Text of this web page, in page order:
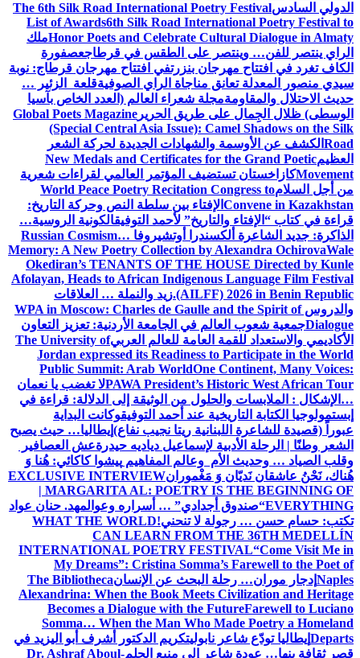
الدولي السادسThe 6th Silk Road International Poetry Festival
List of Awards6th Silk Road International Poetry Festival to
Honor Poets and Celebrate Cultural Dialogue in Almatyملك
الراي ينتصر للفن… وينتصر على الطقس في قرطاجعصفورة
الكاف تغرد في افتتاح مهرجان بنزرتفي افتتاح مهرجان قرطاج: نوبة
سيدي منصور المعدلة تعانق مناجاة الراي الصوفيةقلعة الزئير …
حديث الاحتلال والمقاومةمجلة شعراء العالم (العدد الخاص بآسيا
الوسطى) ظلال الجِمال على طريق الحرير Global Poets Magazine
(Special Central Asia Issue): Camel Shadows on the Silk
Road الكشف عن الأوسمة والشهادات الجديدة لحركة الشعر
العظيمNew Medals and Certificates for the Grand Poetic
Movementكازاخستان تستضيف المؤتمر العالمي لقراءات شعرية
من أجل السلامWorld Peace Poetry Recitation Congress to
Convene in Kazakhstan الإفتاء بين سلطة النص وحركة التاريخ:
قراءة في كتاب “الإفتاء والتاريخ” لأحمد التوفيقالكونية الروسية…
الذاكرة: جديد الشاعرة ألكسندرا أوتشيروفا Russian Cosmism…
Memory: A New Poetry Collection by Alexandra OchirovaWale
Okediran’s TENANTS OF THE HOUSE Directed by Kunle
Afolayan, Heads to African Indigenous Language Film Festival
(AILFF) 2026 in Benin Republic. زيد والنملة … العلاقات
والدروسWPA in Moscow: Charles de Gaulle and the Spirit of
Dialogueجمعية شعوب العالم في الجامعة الأردنية: تعزيز التعاون
الأكاديمي والاستعداد للقمة العامة للعالم العربيThe University of
Jordan expressed its Readiness to Participate in the World
Public Summit: Arab WorldOne Continent, Many Voices:
PAWA President’s Historic West African Tourلا تغضب يا نعمان
…الإشكال : الملابسات والحلول من الوثيقة إلى الدلالة: قراءة في
إبستمولوجيا الكتابة التاريخية عند أحمد التوفيقوكانت البداية
عبوراً (قصيدة للشاعرة اللبنانية ريتا نجيب نفاع) إيطاليا… حيث يصبح
الشعر وطنًا | الرحلة الأدبية لإسماعيل دياديه حيدرةعش العصافير
وقلب الصياد … وحديث الأم وعالم المفاهيم پیشوا کاکائي: هُنا وَ
هُناك، نَحْنُ عاشقان نَديّان وَ مَغْمورانEXCLUSIVE INTERVIEW
| MARGARITA AL: POETRY IS THE BEGINNING OF
EVERYTHING“صندوق أجدادي” … أسراره وعوالمهد. حنان عواد
تكتب: حسام حسن … رجولة لا تنحني!WHAT THE WORLD
CAN LEARN FROM THE 36TH MEDELLÍN
INTERNATIONAL POETRY FESTIVAL“Come Visit Me in
My Dreams”: Cristina Somma’s Farewell to the Poet of
Naples إدجار موران… رحلة البحث عن الإنسانThe Bibliotheca
Alexandrina: When the Book Meets Civilization and Heritage
Becomes a Dialogue with the FutureFarewell to Luciano
Somma… When the Man Who Made Poetry a Homeland
Departs إيطاليا تودّع شاعر نابوليتكريم الدكتور أشرف أبو اليزيد في
قصر ثقافة بنها… عودة شاعر إلى منبع الحلمDr. Ashraf Aboul-